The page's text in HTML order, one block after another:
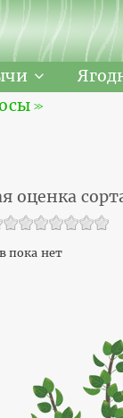
≫
оценка
пока нет